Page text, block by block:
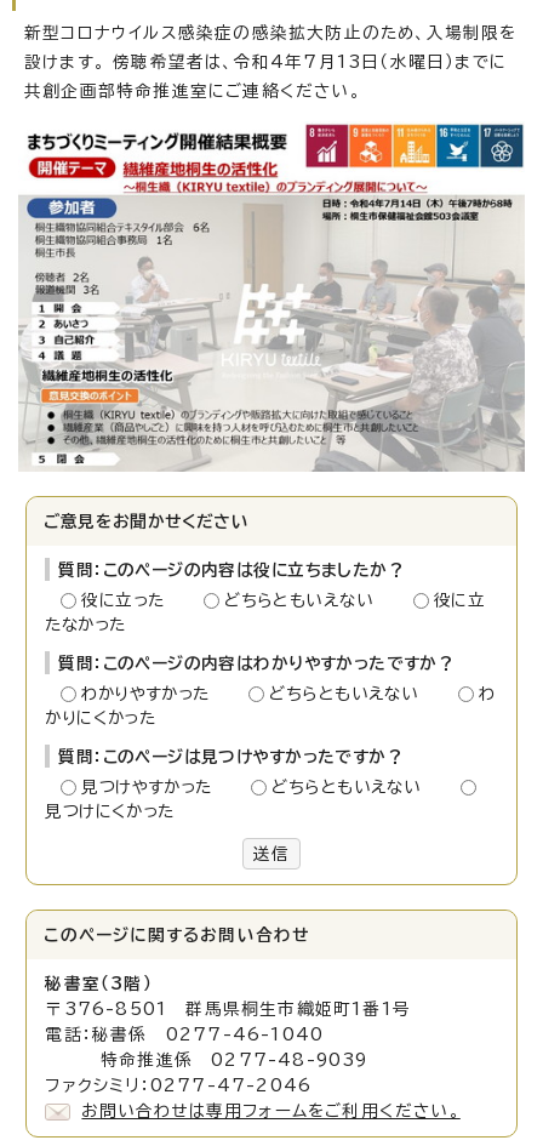
新型コロナウイルス感染症の感染拡大防止のため、入場制限を
設けます。 傍聴希望者は、令和4年7月13日（水曜日）までに
共創企画部特命推進室にご連絡ください。
ご意見をお聞かせください
質問：このページの内容は役に立ちましたか？
役に立った
どちらともいえない
役に立
たなかった
質問：このページの内容はわかりやすかったですか？
わかりやすかった
どちらともいえない
わ
かりにくかった
質問：このページは見つけやすかったですか？
見つけやすかった
どちらともいえない
見つけにくかった
送信
このページに関する お問い合わせ
秘書室（3階）
〒376-8501 群馬県桐生市織姫町1番1号
電話：秘書係 0277-46-1040
特命推進係 0277-48-9039
ファクシミリ：0277-47-2046
お問い合わせは専用フォームをご利用ください。